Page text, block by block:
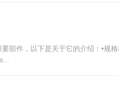
部件，以下是关于它的介绍：•